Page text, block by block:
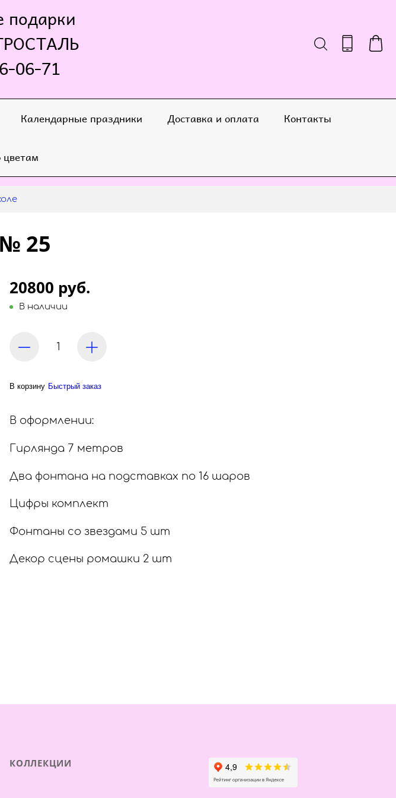
06-71
Календарные праздники Доставка и оплата Контакты
25
20800 руб.
В наличии
В корзину Быстрый заказ
В оформлении:
Гирлянда 7 метров
Два фонтана на подставках по 16 шаров
Цифры комплект
Фонтаны со звездами 5 шт
Декор сцены ромашки 2 шт
КОЛЛЕКЦИИ